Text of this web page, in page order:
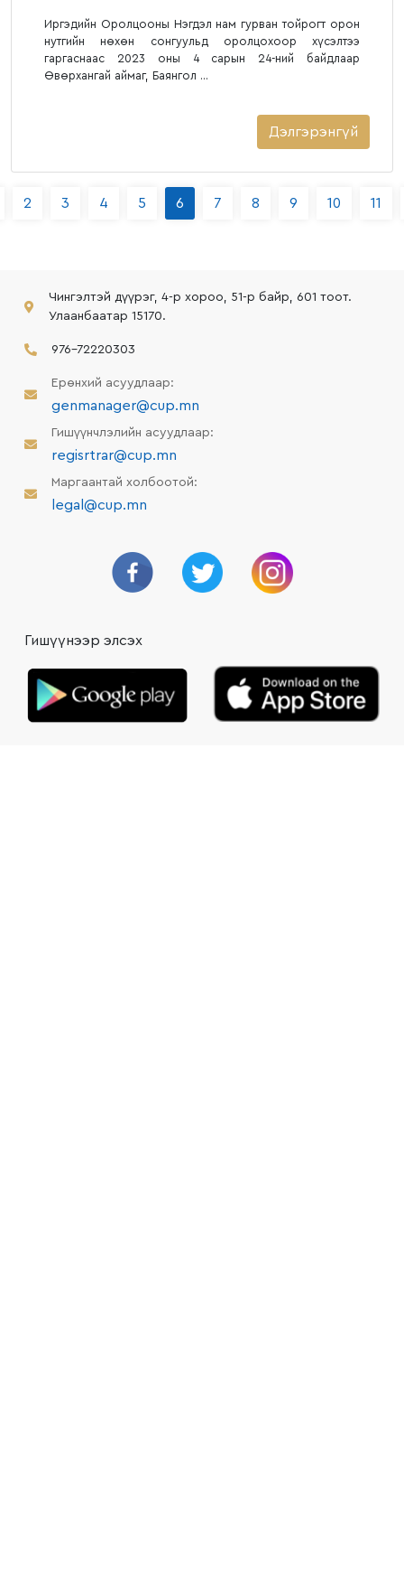
Иргэдийн Оролцооны Нэгдэл нам гурван тойрогт орон
нутгийн нөхөн сонгуульд оролцохоор хүсэлтээ
гаргаснаас 2023 оны 4 сарын 24-ний байдлаар
Өвөрхангай аймаг, Баянгол ...
Дэлгэрэнгүй
2 3 4 5 6 7 8 9 10 11
Чингэлтэй дүүрэг, 4-р хороо, 51-р байр, 601 тоот.
Улаанбаатар 15170.
976-72220303
Ерөнхий асуудлаар:
genmanager@cup.mn
Гишүүнчлэлийн асуудлаар:
regisrtrar@cup.mn
Маргаантай холбоотой:
legal@cup.mn
Гишүүнээр элсэх